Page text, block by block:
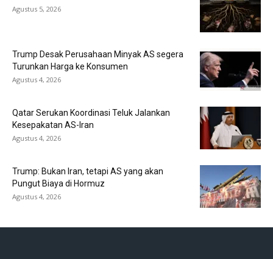
Agustus 5, 2026
Trump Desak Perusahaan Minyak AS segera
Turunkan Harga ke Konsumen
Agustus 4, 2026
Qatar Serukan Koordinasi Teluk Jalankan
Kesepakatan AS-Iran
Agustus 4, 2026
Trump: Bukan Iran, tetapi AS yang akan
Pungut Biaya di Hormuz
Agustus 4, 2026